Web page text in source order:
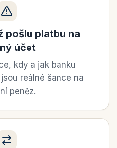
pošlu platbu na
účet
kdy a jak banku
reálné šance na
peněz.